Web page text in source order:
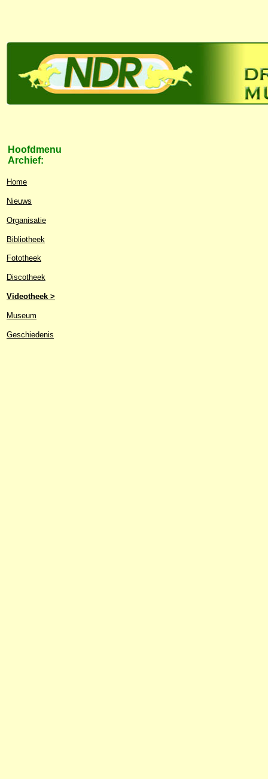
Hoofdmenu
Archief:
Home
Nieuws
Organisatie
Bibliotheek
Fototheek
Discotheek
Videotheek >
Museum
Geschiedenis